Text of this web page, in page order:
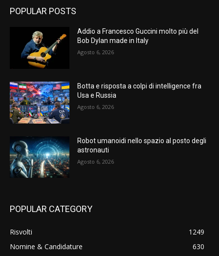
POPULAR POSTS
Addio a Francesco Guccini molto più del
Bob Dylan made in Italy
Agosto 6, 2026
Botta e risposta a colpi di intelligence fra
Usa e Russia
Agosto 6, 2026
Robot umanoidi nello spazio al posto degli
astronauti
Agosto 6, 2026
POPULAR CATEGORY
Risvolti
1249
Nomine & Candidature
630